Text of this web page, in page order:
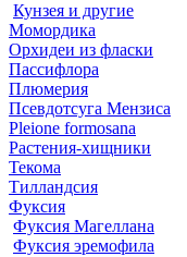
Кунзея и другие
Момордика
Орхидеи из фласки
Пассифлора
Плюмерия
Псевдотсуга Мензиса
Pleione formosana
Растения-хищники
Текома
Тилландсия
Фуксия
Фуксия Магеллана
Фуксия эремофила